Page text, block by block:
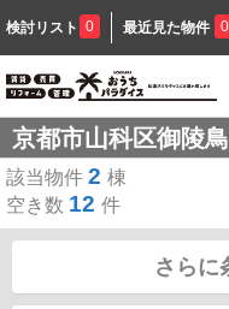
検討リスト 0 最近見た物件 0
京都市山科区御陵
該当物件 2 棟
空き数 12 件
さらに